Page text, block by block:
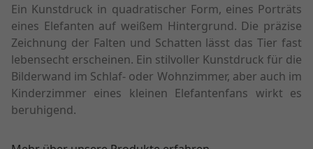
Ein Kunstdruck in quadratischer Form, eines Porträts
eines Elefanten auf weißem Hintergrund. Die präzise
Zeichnung der Falten und Schatten lässt das Tier fast
lebensecht erscheinen. Ein stilvoller Kunstdruck für die
Bilderwand im Schlaf- oder Wohnzimmer, aber auch im
Kinderzimmer eines kleinen Elefantenfans wirkt es
beruhigend.